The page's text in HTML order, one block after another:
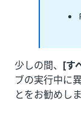
少しの間、 [す
ブの実行中に
とをお勧めし